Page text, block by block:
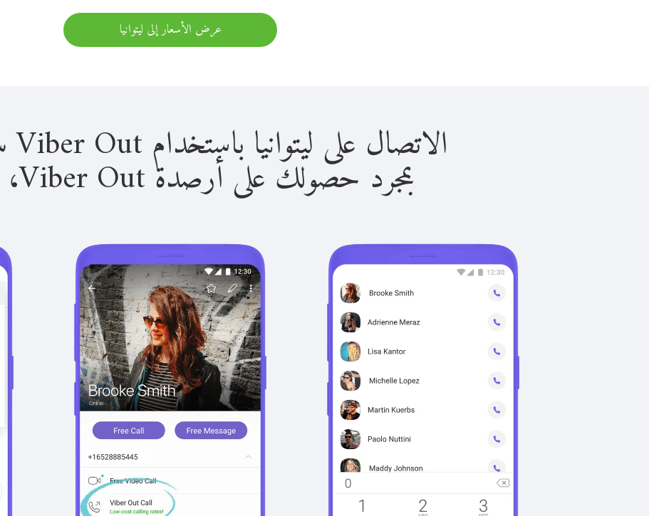
عرض الأسعار إلى ليتوانيا
الاتصال على ليتوانيا باستخدام Viber Out سهل للغاية.
بمجرد حصولك على أرصدة Viber Out، يمكنك: